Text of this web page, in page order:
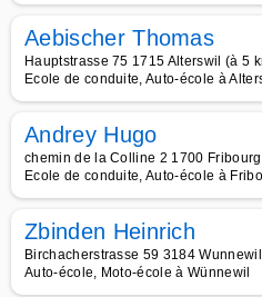
Aebischer Thomas
Hauptstrasse 75 1715 Alterswil (à 5
Ecole de conduite, Auto-école à
Andrey Hugo
chemin de la Colline 2 1700
Ecole de conduite, Auto-école à
Zbinden Heinrich
Birchacherstrasse 59 3184
Auto-école, Moto-école à Wünnewil